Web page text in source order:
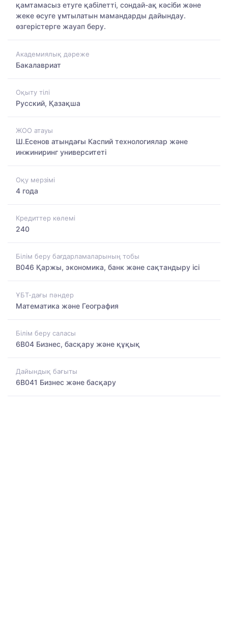
қамтамасыз етуге қабілетті, сондай-ақ кәсіби және
жеке өсуге ұмтылатын мамандарды дайындау.
өзгерістерге жауап беру.
Академиялық дәреже
Бакалавриат
Оқыту тілі
Русский, Қазақша
ЖОО атауы
Ш.Есенов атындағы Каспий технологиялар және
инжиниринг университеті
Оқу мерзімі
4 года
Кредиттер көлемі
240
Білім беру бағдарламаларының тобы
B046 Қаржы, экономика, банк және сақтандыру ісі
ҰБТ-дағы пәндер
Математика және География
Білім беру саласы
6B04 Бизнес, басқару және құқық
Дайындық бағыты
6B041 Бизнес және басқару